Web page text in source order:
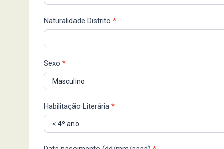
Naturalidade Distrito *
Sexo *
Habilitação Literária *